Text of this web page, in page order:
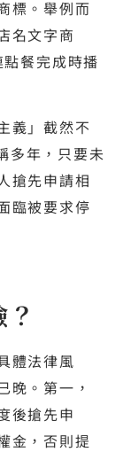
標。舉例而
名文字商
餐完成時播
義」截然不
多年，只要未
搶先申請相
臨被要求停
體法律風
晚。第一，
後搶先申
金，否則提